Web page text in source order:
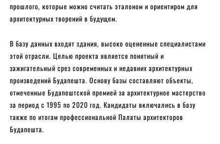
прошлого, которые можно считать эталоном и ориентиром для
архитектурных творений в будущем.
В базу данных входят здания, высоко оцененные специалистами
этой отрасли. Целью проекта является понятный и
зажигательный срез современных и недавних архитектурных
произведений Будапешта. Основу базы составляют объекты,
отмеченные Будапештской премией за архитектурное мастерство
за период с 1995 по 2020 год. Кандидаты включались в базу
также по итогам профессиональной Палаты архитекторов
Будапешта.